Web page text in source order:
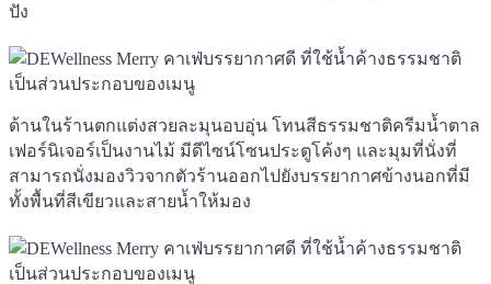
ปัง
ด้านในร้านตกแต่งสวยละมุนอบอุ่น โทนสีธรรมชาติครีมน้ำตาล
เฟอร์นิเจอร์เป็นงานไม้ มีดีไซน์โซนประตูโค้งๆ และมุมที่นั่งที่
สามารถนั่งมองวิวจากตัวร้านออกไปยังบรรยากาศข้างนอกที่มี
ทั้งพื้นที่สีเขียวและสายน้ำให้มอง